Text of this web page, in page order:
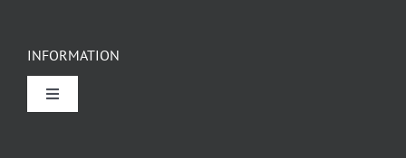
INFORMATION
Toggle